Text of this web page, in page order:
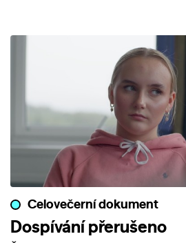
Celovečerní dokument
Dospívání přerušeno